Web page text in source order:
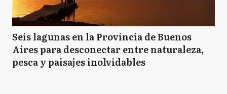
Seis lagunas en la Provincia de Buenos
Aires para desconectar entre naturaleza,
pesca y paisajes inolvidables